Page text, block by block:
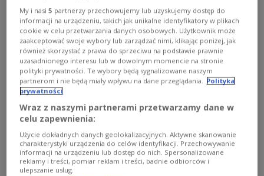
przedstawicieli kręgów gospodarczych,
naukowych, administracji publicznej i świata
kultury, aby nawiązywać cenne kontakty, a także
inicjować nowe wspólne projekty. Podobnie jak
przed rokiem, cały drugi dzień Forum poświęcony
będzie współpracy w najbardziej innowacyjnych i
zaawansowanych technicznie obszarach.
Przedmiotem dyskusji będą też m.in. wyzwania dla
polsko-szwajcarskiej współpracy, potencjał
sektora budowlanego czy wykorzystanie środków
przekazywanych przez Szwajcarię w ramach tzw.
Swiss contribution.
My i nasi5 partnerzy przechowujemy lub uzyskujemy dostęp do
informacji na urządzeniu, takich jak unikalne identyfikatory w plikach
cookie w celu przetwarzania danych osobowych. Użytkownik może
zaakceptować swoje wybory lub zarządzać nimi, klikając poniżej, jak
również skorzystać z prawa do sprzeciwu na podstawie prawnie
uzasadnionego interesu lub w dowolnym momencie na stronie
polityki prywatności. Te wybory będą sygnalizowane naszym
partnerom i nie będą miały wpływu na dane przeglądania.
Polityka
prywatności
Wraz z naszymi partnerami przetwarzamy dane w
celu zapewnienia:
Użycie dokładnych danych geolokalizacyjnych. Aktywne skanowanie
charakterystyki urządzenia do celów identyfikacji. Przechowywanie
informacji na urządzeniu lub dostęp do nich. Spersonalizowane
reklamy i treści, pomiar reklam i treści, badnie odbiorców i
ulepszanie usług.